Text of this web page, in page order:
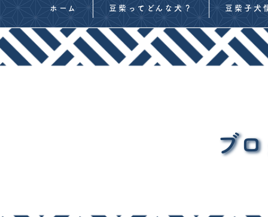
ホーム 豆柴ってどんな犬？
当犬舎の豆柴
豆柴の血統書・交配
豆柴子犬
豆柴の値段
購入までの
購入申し込
ブ